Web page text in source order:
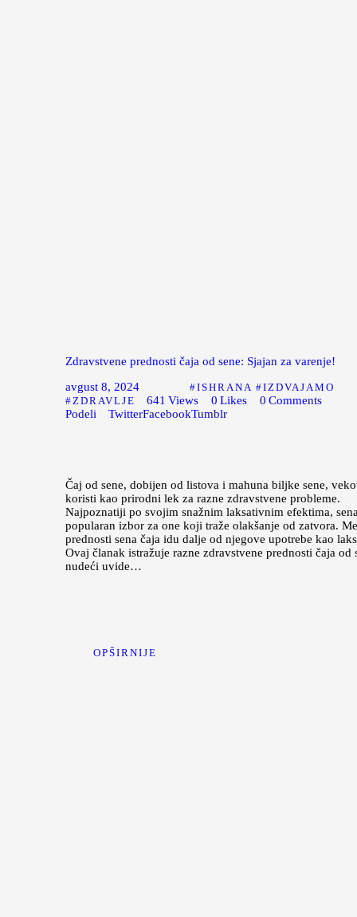
Zdravstvene prednosti čaja od sene: Sjajan za varenje!
avgust 8, 2024
ISHRANA
IZDVAJAMO
ZDRAVLJE
641 Views 0 Likes 0 Comments
Podeli
TwitterFacebookTumblr
Čaj od sene, dobijen od listova i mahuna biljke sene,
koristi kao prirodni lek za razne zdravstvene probleme.
Najpoznatiji po svojim snažnim laksativnim efektima,
popularan izbor za one koji traže olakšanje od zatvora.
prednosti sena čaja idu dalje od njegove upotrebe kao
Ovaj članak istražuje razne zdravstvene prednosti čaja od
nudeći uvide…
OPŠIRNIJE